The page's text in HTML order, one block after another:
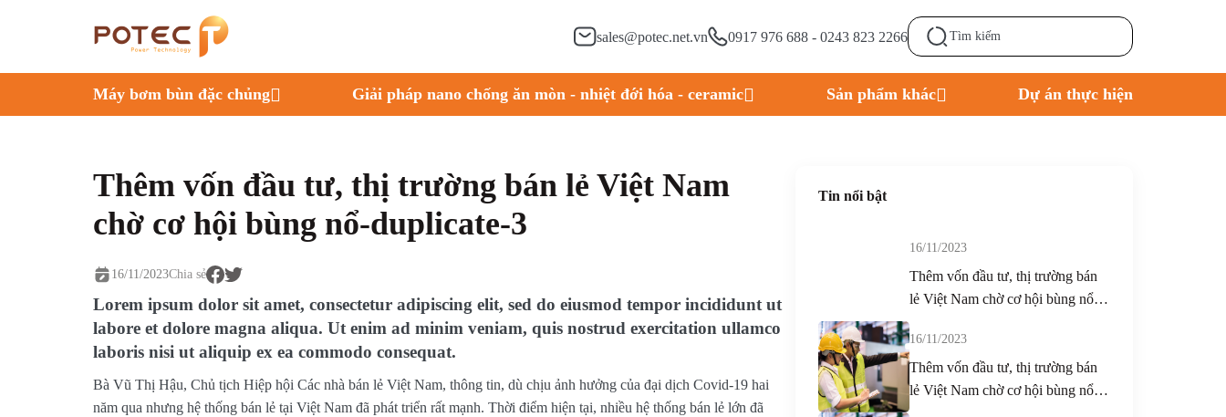
sales@potec.net.vn 0917 976 688 - 0243 823 2266
Máy bơm bùn đặc chủng Giải pháp nano chống ăn mòn - nhiệt đới hóa - ceramic Sản phẩm khác Dự án thực hiện
Thêm vốn đầu tư, thị trường bán lẻ Việt Nam
chờ cơ hội bùng nổ-duplicate-3
16/11/2023Chia sẻ
Lorem ipsum dolor sit amet, consectetur adipiscing elit, sed do eiusmod tempor incididunt ut
labore et dolore magna aliqua. Ut enim ad minim veniam, quis nostrud exercitation ullamco
laboris nisi ut aliquip ex ea commodo consequat.
Bà Vũ Thị Hậu, Chủ tịch Hiệp hội Các nhà bán lẻ Việt Nam, thông tin, dù chịu ảnh hưởng của đại dịch Covid-19 hai
năm qua nhưng hệ thống bán lẻ tại Việt Nam đã phát triển rất mạnh. Thời điểm hiện tại, nhiều hệ thống bán lẻ lớn đã
Tin nổi bật
16/11/2023
Thêm vốn đầu tư, thị trường bán
lẻ Việt Nam chờ cơ hội bùng nổ-
16/11/2023
Thêm vốn đầu tư, thị trường bán
lẻ Việt Nam chờ cơ hội bùng nổ-